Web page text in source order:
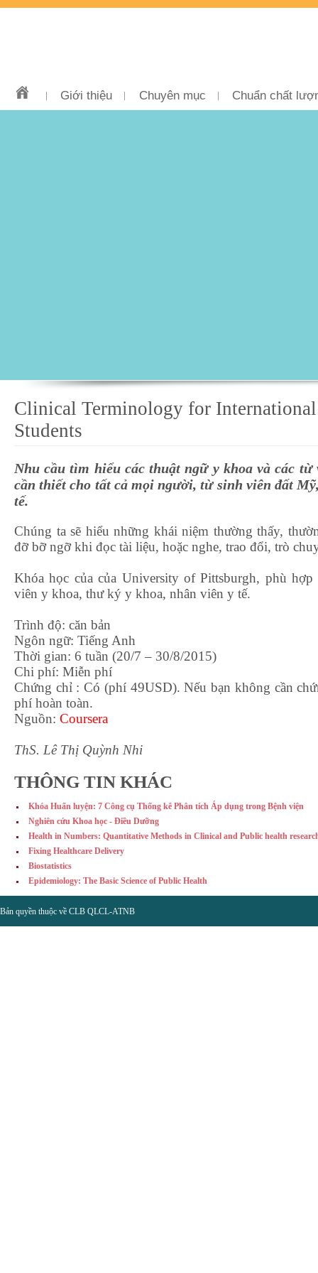
Giới thiệu Chuyên mục Chuẩn chất
Clinical Terminology for
Students
Nhu cầu tìm hiểu các thuật ngữ y khoa và các
cần thiết cho tất cả mọi người, từ sinh viên đất
tế.
Chúng ta sẽ hiểu những khái niệm thường thấy,
đỡ bỡ ngỡ khi đọc tài liệu, hoặc nghe, trao đổi, trò
Khóa học của của University of Pittsburgh, phù
viên y khoa, thư ký y khoa, nhân viên y tế.
Trình độ: căn bản
Ngôn ngữ: Tiếng Anh
Thời gian: 6 tuần (20/7 – 30/8/2015)
Chi phí: Miễn phí
Chứng chỉ : Có (phí 49USD). Nếu bạn không cần
phí hoàn toàn.
Nguồn: Coursera
ThS. Lê Thị Quỳnh Nhi
THÔNG TIN KHÁC
Khóa Huấn luyện: 7 Công cụ Thống kê Phân tích Áp dụng trong Bệnh viện
Nghiên cứu Khoa học - Điều Dưỡng
Health in Numbers: Quantitative Methods in Clinical and Public health
Fixing Healthcare Delivery
Biostatistics
Epidemiology: The Basic Science of Public Health
Bản quyền thuộc về CLB QLCL-ATNB